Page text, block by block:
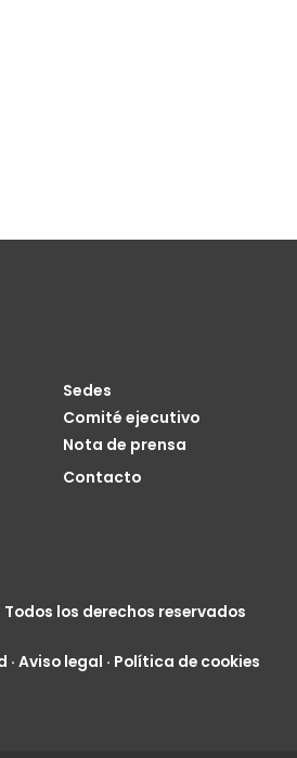
Sedes
Comité ejecutivo
Nota de prensa
Contacto
los derechos reservados
· Aviso legal · Política de cookies